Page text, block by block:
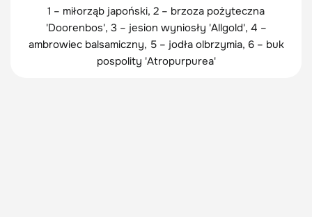
1 – miłorząb japoński, 2 – brzoza pożyteczna
'Doorenbos', 3 – jesion wyniosły 'Allgold', 4 –
ambrowiec balsamiczny, 5 – jodła olbrzymia, 6 – buk
pospolity 'Atropurpurea'